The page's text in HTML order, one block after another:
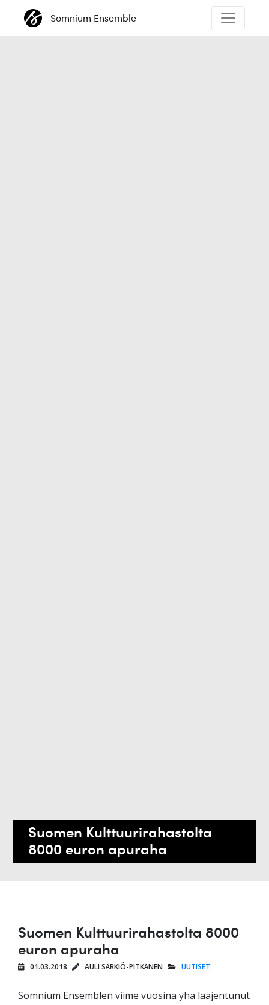
Somnium Ensemble
Suomen Kulttuurirahastolta
8000 euron apuraha
Suomen Kulttuurirahastolta 8000
euron apuraha
01.03.2018 AULI SÄRKIÖ-PITKÄNEN UUTISET
Somnium Ensemblen viime vuosina yhä laajentunut